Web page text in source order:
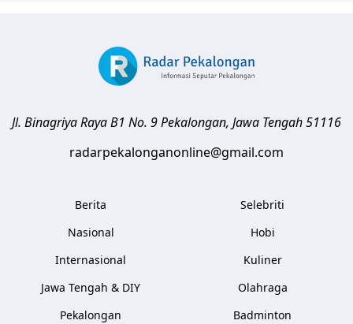
Jl. Binagriya Raya B1 No. 9Pekalongan, Jawa Tengah51116
radarpekalonganonline@gmail.com
Berita
Nasional
Internasional
Jawa Tengah & DIY
Pekalongan
Selebriti
Hobi
Kuliner
Olahraga
Badminton